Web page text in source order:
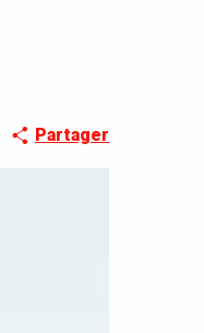
Partager